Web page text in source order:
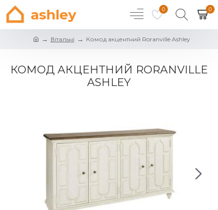
ashley 0 0
Вітальні Комод акцентний Roranville Ashley
КОМОД АКЦЕНТНИЙ RORANVILLE
ASHLEY